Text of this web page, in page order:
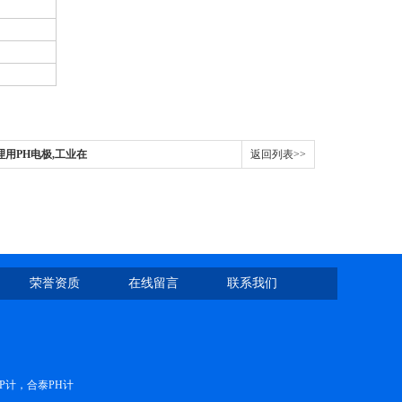
用PH电极,工业在 返回列表>>
荣誉资质 在线留言 联系我们
计，合泰PH计